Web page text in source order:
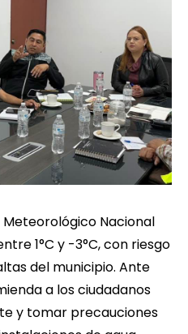
Nacional
1°C y -3°C, con riesgo
del municipio. Ante
a los ciudadanos
y tomar precauciones